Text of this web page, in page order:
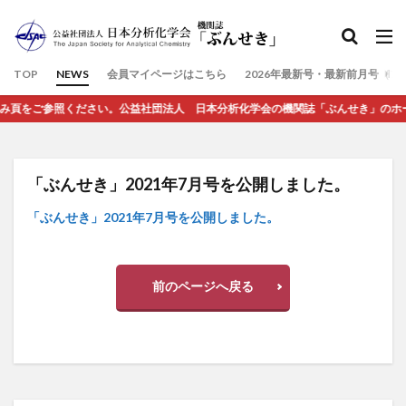
TOP NEWS 会員マイページはこちら 2026年最新号・最新前月号（7
ください。公益社団法人 日本分析化学会の機関誌「ぶんせき」のホームペー
「ぶんせき」2021年7月号を公開しました。
「ぶんせき」2021年7月号を公開しました。
前のページへ戻る